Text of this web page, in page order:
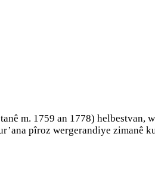
m. 1759 an 1778)
pîroz wergerandiye zimanê